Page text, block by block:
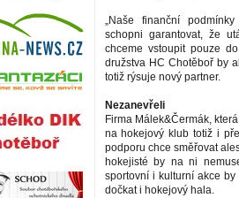
„Naše finanční
schopni garantovat, že
chceme vstoupit pouze
družstva HC Chotěboř by
totiž rýsuje nový partner.
Nezanevřeli
Firma Málek&Čermák,
na hokejový klub totiž i
podporu chce směřovat
hokejisté by na ni
sportovní i kulturní akce
dočkat i hokejový hala.